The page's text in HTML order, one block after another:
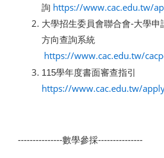
詢 https://www.cac.edu.tw/
大學招生委員會聯合會-大學申
方向查詢系統
https://www.cac.edu.tw/
115學年度書面審查指引
https://www.cac.edu.tw/
---------------數學參採---------------